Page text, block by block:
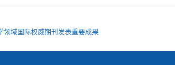
域国际权威期刊发表重要成果